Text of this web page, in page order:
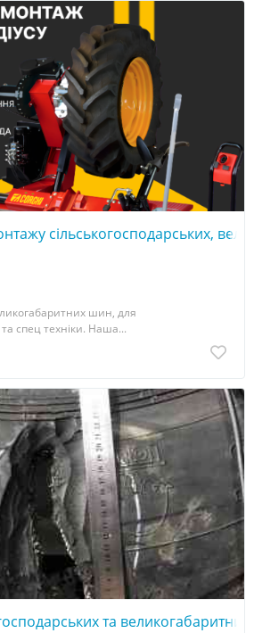
сільськогосподарських,
шин, для
та спец техніки. Наша...
та